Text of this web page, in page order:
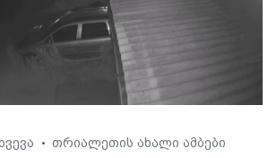
• თრიალეთის ახალი ამბები